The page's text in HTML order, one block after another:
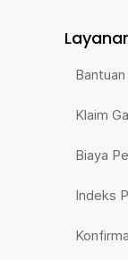
Bantuan
Klaim
Biaya
Indeks